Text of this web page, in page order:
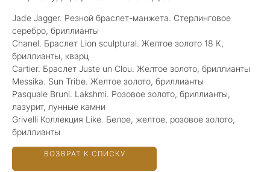
Jade Jagger. Резной браслет-манжета. Стерлинговое
серебро, бриллианты
Chanel. Браслет Lion sculptural. Желтое золото 18 К,
бриллианты, кварц
Cartier. Браслет Juste un Clou. Желтое золото, бриллианты
Messika. Sun Tribe. Желтое золото, бриллианты
Pasquale Bruni. Lakshmi. Розовое золото, бриллианты,
лазурит, лунные камни
Grivelli Коллекция Like. Белое, желтое, розовое золото,
бриллианты
ВОЗВРАТ К СПИСКУ